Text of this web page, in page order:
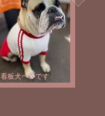
看板犬ベルです